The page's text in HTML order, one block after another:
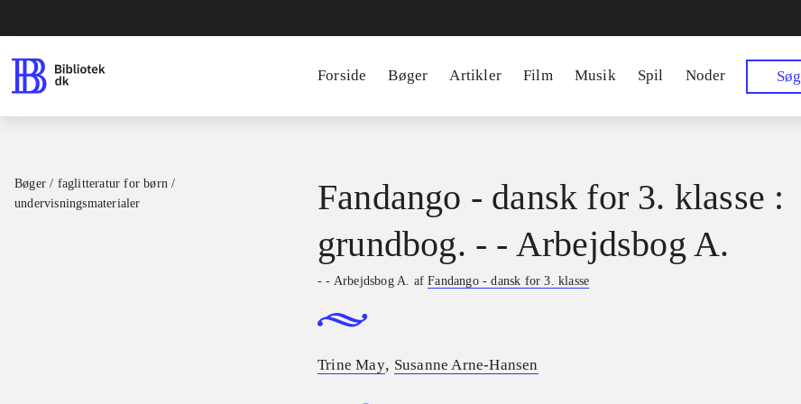
Forside Bøger Artikler Film Musik Spil Noder Søg
Bøger / faglitteratur for børn /
undervisningsmaterialer
Fandango - dansk for 3. klasse :
grundbog. - - Arbejdsbog A.
- - Arbejdsbog A. afFandango - dansk for 3. klasse
Trine May, Susanne Arne-Hansen